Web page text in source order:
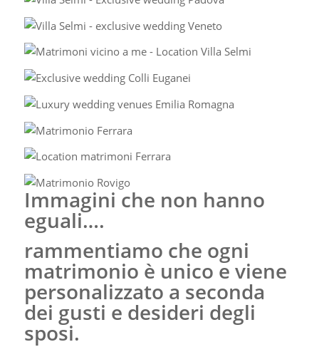
Immagini che non hanno
eguali….
rammentiamo che ogni
matrimonio è unico e viene
personalizzato a seconda
dei gusti e desideri degli
sposi.